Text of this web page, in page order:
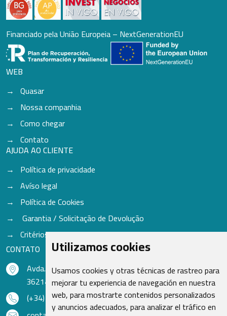
Utilizamos cookies
Usamos cookies y otras técnicas de rastreo para
mejorar tu experiencia de navegación en nuestra
web, para mostrarte contenidos personalizados
y anuncios adecuados, para analizar el tráfico en
Financiado pela União Europeia – NextGenerationEU
WEB
Quasar
Nossa companhia
Como chegar
Contato
AJUDA AO CLIENTE
Política de privacidade
Avíso legal
Política de Cookies
Garantia / Solicitação de Devolução
Critérios para aceitação de Cores
CONTATO
Avda. do Freixo - Sardoma, 13
36214 Vigo - Pontevedra - Espanha
(+34) 986 48 16 33